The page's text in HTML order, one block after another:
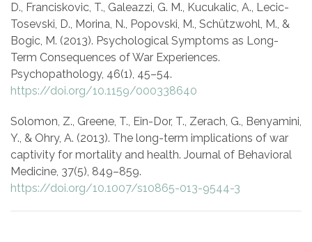
D., Franciskovic, T., Galeazzi, G. M., Kucukalic, A., Lecic-
Tosevski, D., Morina, N., Popovski, M., Schützwohl, M., &
Bogic, M. (2013). Psychological Symptoms as Long-
Term Consequences of War Experiences.
Psychopathology, 46(1), 45–54.
https://doi.org/10.1159/000338640
Solomon, Z., Greene, T., Ein-Dor, T., Zerach, G., Benyamini,
Y., & Ohry, A. (2013). The long-term implications of war
captivity for mortality and health. Journal of Behavioral
Medicine, 37(5), 849–859.
https://doi.org/10.1007/s10865-013-9544-3